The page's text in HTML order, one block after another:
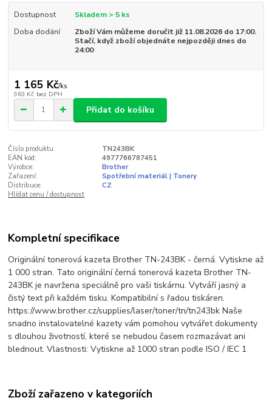
Dostupnost
Skladem > 5 ks
Doba dodání
Zboží Vám můžeme doručit již 11.08.2026 do 17:00.
Stačí, když zboží objednáte nejpozději dnes do
24:00
1 165 Kč/ks
963 Kč bez DPH
Přidat do košíku
Číslo produktu:
TN243BK
EAN kód:
4977766787451
Výrobce:
Brother
Zařazení:
Spotřební materiál | Tonery
Distribuce:
CZ
Hlídat cenu / dostupnost
Kompletní specifikace
Originální tonerová kazeta Brother TN-243BK - černá. Vytiskne až
1 000 stran. Tato originální černá tonerová kazeta Brother TN-
243BK je navržena speciálně pro vaši tiskárnu. Vytváří jasný a
čistý text při každém tisku. Kompatibilní s řadou tiskáren.
https://www.brother.cz/supplies/laser/toner/tn/tn243bk Naše
snadno instalovatelné kazety vám pomohou vytvářet dokumenty
s dlouhou životností, které se nebudou časem rozmazávat ani
blednout. Vlastnosti: Vytiskne až 1000 stran podle ISO / IEC 1
Zboží zařazeno v kategoriích